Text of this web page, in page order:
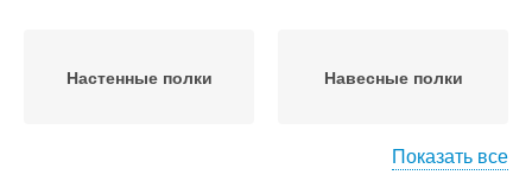
Настенные полки Навесные полки
Показать все